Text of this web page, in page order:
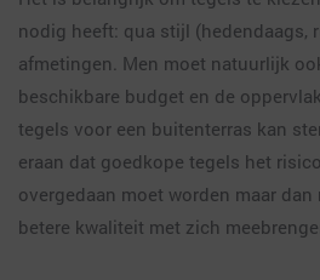
nodig heeft: qua stijl (hedendaags,
afmetingen. Men moet natuurlijk
beschikbare budget en de
tegels voor een buitenterras kan
eraan dat goedkope tegels het
overgedaan moet worden maar
betere kwaliteit met zich